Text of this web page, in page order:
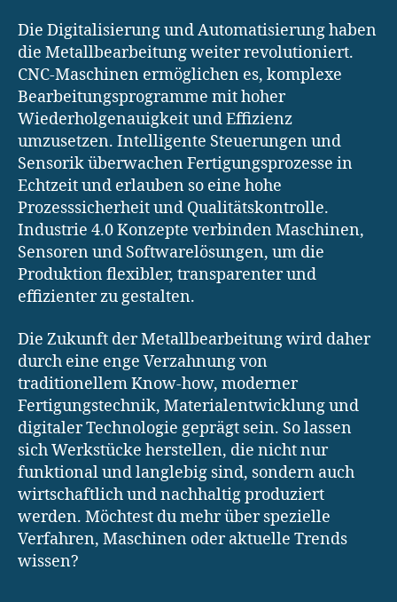
Die Digitalisierung und Automatisierung haben
die Metallbearbeitung weiter revolutioniert.
CNC-Maschinen ermöglichen es, komplexe
Bearbeitungsprogramme mit hoher
Wiederholgenauigkeit und Effizienz
umzusetzen. Intelligente Steuerungen und
Sensorik überwachen Fertigungsprozesse in
Echtzeit und erlauben so eine hohe
Prozesssicherheit und Qualitätskontrolle.
Industrie 4.0 Konzepte verbinden Maschinen,
Sensoren und Softwarelösungen, um die
Produktion flexibler, transparenter und
effizienter zu gestalten.
Die Zukunft der Metallbearbeitung wird daher
durch eine enge Verzahnung von
traditionellem Know-how, moderner
Fertigungstechnik, Materialentwicklung und
digitaler Technologie geprägt sein. So lassen
sich Werkstücke herstellen, die nicht nur
funktional und langlebig sind, sondern auch
wirtschaftlich und nachhaltig produziert
werden. Möchtest du mehr über spezielle
Verfahren, Maschinen oder aktuelle Trends
wissen?